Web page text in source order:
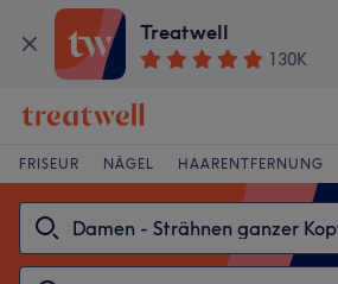
Treatwell
130K
FRISEUR NÄGEL HAARENTFERNUNG